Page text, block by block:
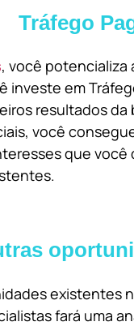
Tráfego
, você potencializa
investe em
resultados da
você
que você
existentes
fará uma